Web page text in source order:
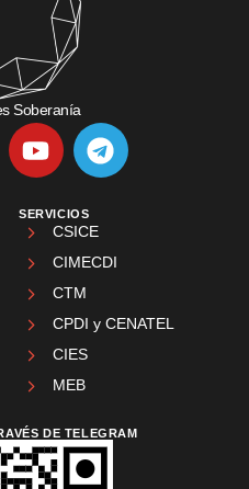
Soberanía
SERVICIOS
CSICE
CIMECDI
CTM
CPDI y CENATEL
CIES
MEB
DE TELEGRAM